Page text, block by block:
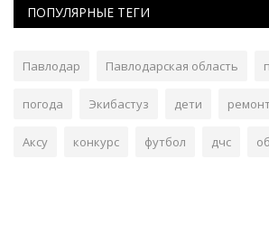
ПОПУЛЯРНЫЕ ТЕГИ
Павлодар Павлодарская область
погода Экибастуз дети
Аксу конкурс футбол дчс